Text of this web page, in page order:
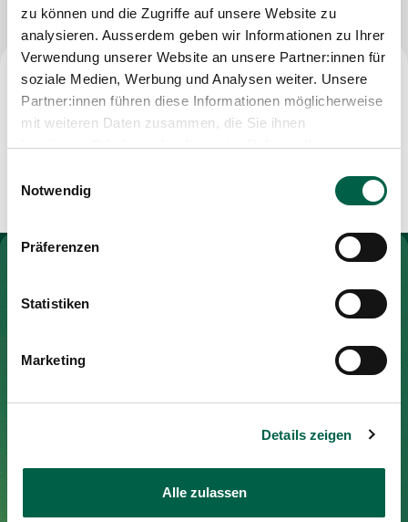
zu können und die Zugriffe auf unsere Website zu
analysieren. Ausserdem geben wir Informationen zu Ihrer
Verwendung unserer Website an unsere Partner:innen für
soziale Medien, Werbung und Analysen weiter. Unsere
Partner:innen führen diese Informationen möglicherweise
mit weiteren Daten zusammen, die Sie ihnen
bereitgestellt haben oder die sie im Rahmen Ihrer
Notwendig
Präferenzen
Statistiken
Marketing
Details zeigen
Alle zulassen
Latest news
Jobs & Career
Media
Specialist title
8125 Zollikerberg